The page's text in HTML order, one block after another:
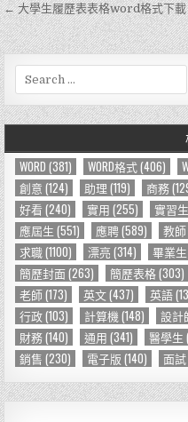
文
章
導
覽
← 大學生履歷表表格word格式下載
e
a
r
h
f
o
r
WORD (381) WORD格式(406)
創意 (124) 助理 (119) 商務
好看 (240) 實用 (255) 實習生
應屆生 (551) 應聘(589) 教師
求職(1100) 漂亮 (314) 畢業生
簡歷封面(263) 簡歷表格(303)
老師(173) 英文(437) 英語
行政(103) 計算機 (148) 設計
財務(140) 通用 (341) 醫學生
銷售 (230) 電子版 (140) 面試